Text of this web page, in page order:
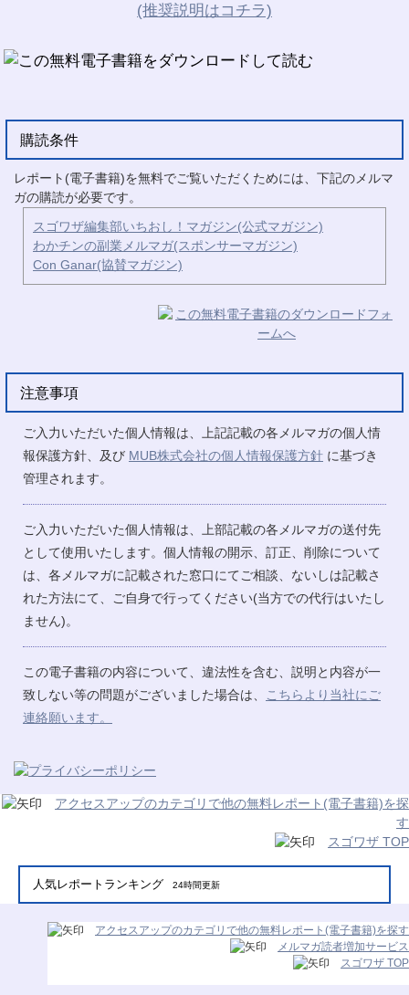
(推奨説明はコチラ)
購読条件
レポート(電子書籍)を無料でご覧いただくためには、下記のメルマ
ガの購読が必要です。
スゴワザ編集部いちおし！マガジン(公式マガジン)
わかチンの副業メルマガ(スポンサーマガジン)
Con Ganar(協賛マガジン)
注意事項
ご入力いただいた個人情報は、上記記載の各メルマガの個人情
報保護方針、及び MUB株式会社の個人情報保護方針 に基づき
管理されます。
ご入力いただいた個人情報は、上部記載の各メルマガの送付先
として使用いたします。個人情報の開示、訂正、削除について
は、各メルマガに記載された窓口にてご相談、ないしは記載さ
れた方法にて、ご自身で行ってください(当方での代行はいたし
ません)。
この電子書籍の内容について、違法性を含む、説明と内容が一
致しない等の問題がございました場合は、
こちらより当社にご
連絡願います。
アクセスアップのカテゴリで他の無料レポート(電子書籍)を探
す
スゴワザ TOP
人気レポートランキング 24時間更新
アクセスアップのカテゴリで他の無料レポート(電子書籍)を探す
メルマガ読者増加サービス
スゴワザ TOP